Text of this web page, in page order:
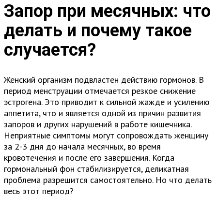
Запор при месячных: что
делать и почему такое
случается?
Женский организм подвластен действию гормонов. В
период менструации отмечается резкое снижение
эстрогена. Это приводит к сильной жажде и усилению
аппетита, что и является одной из причин развития
запоров и других нарушений в работе кишечника.
Неприятные симптомы могут сопровождать женщину
за 2-3 дня до начала месячных, во время
кровотечения и после его завершения. Когда
гормональный фон стабилизируется, деликатная
проблема разрешится самостоятельно. Но что делать
весь этот период?